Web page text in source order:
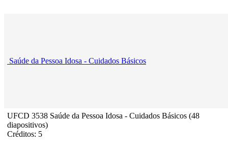
Saúde da Pessoa Idosa - Cuidados Básicos
UFCD 3538 Saúde da Pessoa Idosa - Cuidados Básicos (48
diapositivos)
Créditos: 5